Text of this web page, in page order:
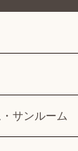
サンルーム